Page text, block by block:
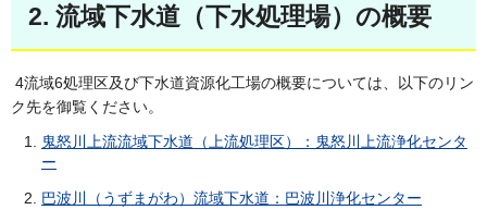
2. 流域下水道（下水処理場）の概要
4流域6処理区及び下水道資源化工場の概要については、以下のリン
ク先を御覧ください。
鬼怒川上流流域下水道（上流処理区）：鬼怒川上流浄化センタ
ー
巴波川（うずまがわ）流域下水道：巴波川浄化センター